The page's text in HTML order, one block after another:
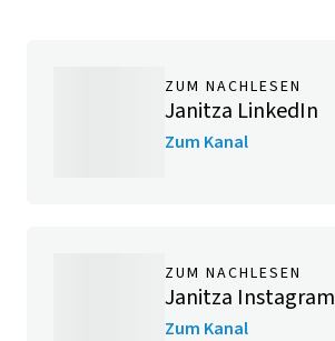
ZUM NACHLESEN
Janitza LinkedIn
Zum Kanal
ZUM NACHLESEN
Janitza Instagram
Zum Kanal